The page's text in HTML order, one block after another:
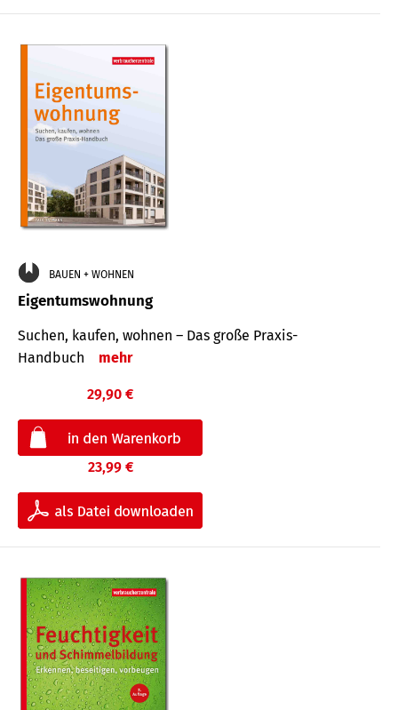
BAUEN + WOHNEN
Eigentumswohnung
Suchen, kaufen, wohnen – Das große Praxis-
Handbuch
mehr
29,90 €
23,99 €